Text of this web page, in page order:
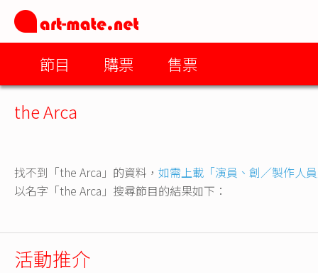
節目 購票 售票
the Arca
找不到「the Arca」的資料， 如需上載「演員、創／製作人
以名字「the Arca」搜尋節目的結果如下：
活動推介